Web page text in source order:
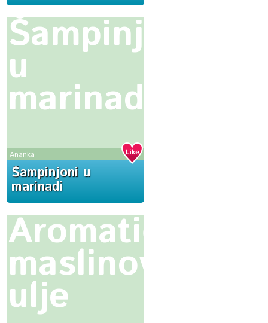
Šampinjoni
u
marinadi
Ananka
Šampinjoni u
marinadi
Aromatično
maslinovo
ulje